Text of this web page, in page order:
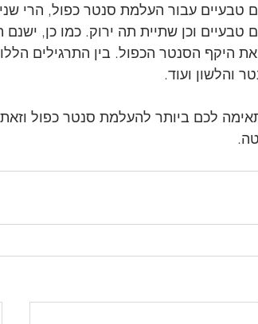
טבעיים עבור העלמת סנטר כפול, הרי
טבעיים וכן שתיית תה ירוק. כמו כן, ישנם
היקף הסנטר הכפול. בין התרגילים הללו
והלשון ועוד.
לכם ביותר להעלמת סנטר כפול